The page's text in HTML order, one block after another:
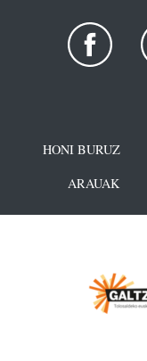
HONI BURUZ
ARAUAK